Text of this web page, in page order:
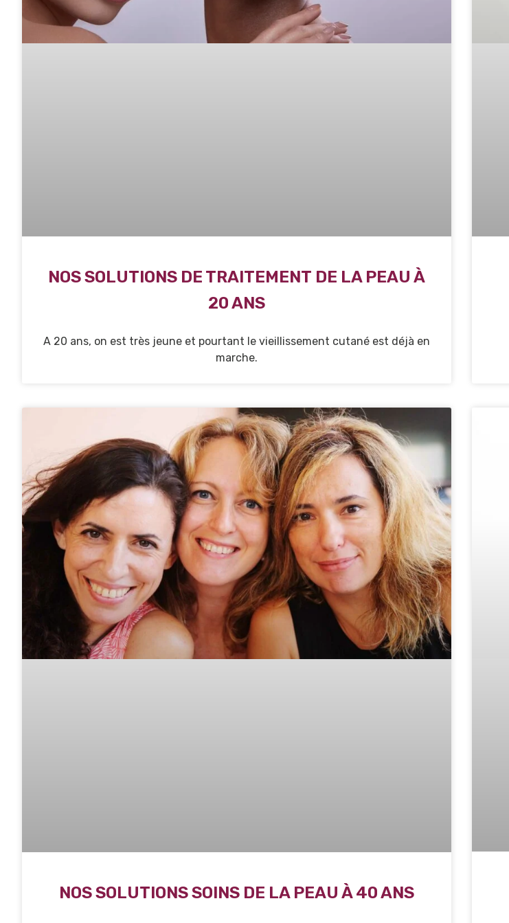
NOS SOLUTIONS DE TRAITEMENT DE LA PEAU À
20 ANS
A 20 ans, on est très jeune et pourtant le vieillissement cutané est déjà en
marche.
NOS SOLUTIONS SOINS DE LA PEAU À 40 ANS